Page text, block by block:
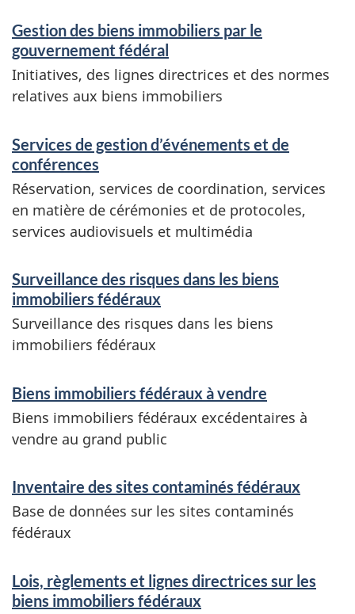
n
t
s
Gestion des biens immobiliers par le
gouvernement fédéral
Initiatives, des lignes directrices et des normes
relatives aux biens immobiliers
Services de gestion d’événements et de
conférences
Réservation, services de coordination, services
en matière de cérémonies et de protocoles,
services audiovisuels et multimédia
Surveillance des risques dans les biens
immobiliers fédéraux
Surveillance des risques dans les biens
immobiliers fédéraux
Biens immobiliers fédéraux à vendre
Biens immobiliers fédéraux excédentaires à
vendre au grand public
Inventaire des sites contaminés fédéraux
Base de données sur les sites contaminés
fédéraux
Lois, règlements et lignes directrices sur les
biens immobiliers fédéraux